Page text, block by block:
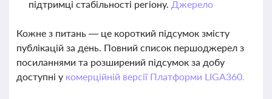
підтримці стабільності регіону. Джерело
Кожне з питань — це короткий підсумок змісту
публікацій за день. Повний список першоджерел з
посиланнями та розширений підсумок за добу
доступні у комерційній версії Платформи LIGA360.